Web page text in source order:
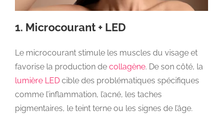
1. Microcourant + LED
Le microcourant stimule les muscles du visage et
favorise la production de collagène. De son côté, la
lumière LED cible des problématiques spécifiques
comme l’inflammation, l’acné, les taches
pigmentaires, le teint terne ou les signes de l’âge.